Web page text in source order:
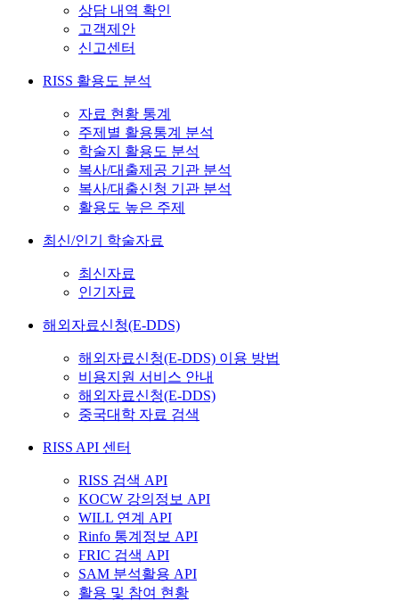
상담 내역 확인
고객제안
신고센터
RISS 활용도 분석
자료 현황 통계
주제별 활용통계 분석
학술지 활용도 분석
복사/대출제공 기관 분석
복사/대출신청 기관 분석
활용도 높은 주제
최신/인기 학술자료
최신자료
인기자료
해외자료신청(E-DDS)
해외자료신청(E-DDS) 이용 방법
비용지원 서비스 안내
해외자료신청(E-DDS)
중국대학 자료 검색
RISS API 센터
RISS 검색 API
KOCW 강의정보 API
WILL 연계 API
Rinfo 통계정보 API
FRIC 검색 API
SAM 분석활용 API
활용 및 참여 현황